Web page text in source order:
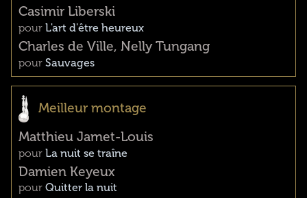
Casimir Liberski
pour L'art d'être heureux
Charles de Ville, Nelly Tungang
pour Sauvages
Meilleur montage
Matthieu Jamet-Louis
pour La nuit se traîne
Damien Keyeux
pour Quitter la nuit